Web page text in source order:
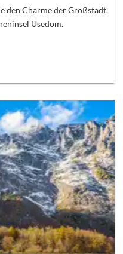
den Charme der Großstadt,
Usedom.